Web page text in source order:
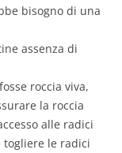
bisogno di una
assenza di
roccia viva,
la roccia
alle radici
togliere le radici